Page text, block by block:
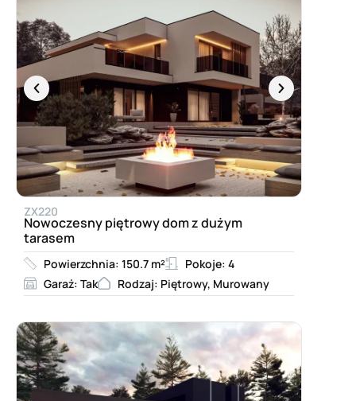
ZX220
Nowoczesny piętrowy dom z dużym
tarasem
Powierzchnia: 150.7 m²
Pokoje: 4
Garaż: Tak
Rodzaj: Piętrowy, Murowany